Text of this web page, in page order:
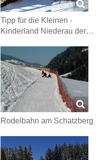
Tipp für die Kleinen -
Kinderland Niederau der…
Rodelbahn am Schatzberg